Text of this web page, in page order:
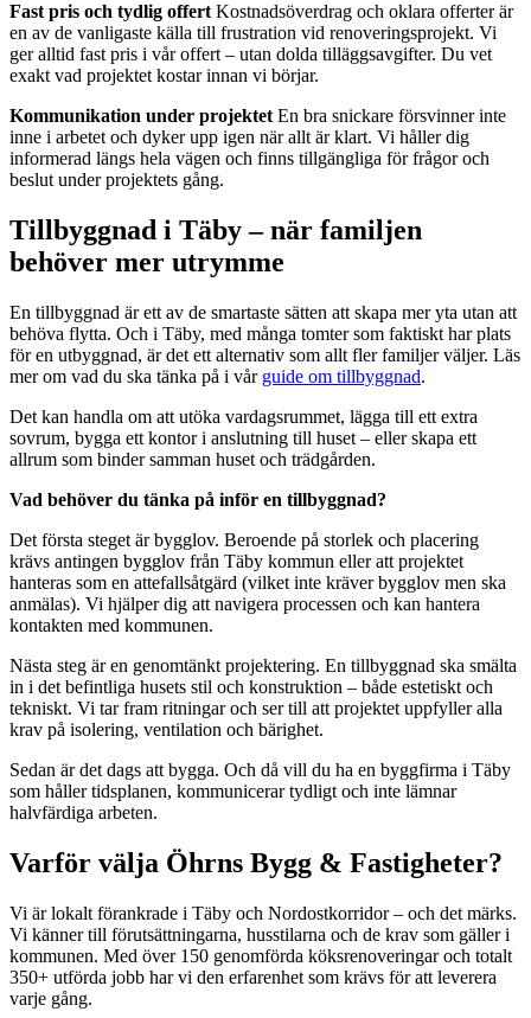
Fast pris och tydlig offert Kostnadsöverdrag och oklara offerter är
en av de vanligaste källa till frustration vid renoveringsprojekt. Vi
ger alltid fast pris i vår offert – utan dolda tilläggsavgifter. Du vet
exakt vad projektet kostar innan vi börjar.
Kommunikation under projektet En bra snickare försvinner inte
inne i arbetet och dyker upp igen när allt är klart. Vi håller dig
informerad längs hela vägen och finns tillgängliga för frågor och
beslut under projektets gång.
Tillbyggnad i Täby – när familjen
behöver mer utrymme
En tillbyggnad är ett av de smartaste sätten att skapa mer yta utan att
behöva flytta. Och i Täby, med många tomter som faktiskt har plats
för en utbyggnad, är det ett alternativ som allt fler familjer väljer. Läs
mer om vad du ska tänka på i vår guide om tillbyggnad.
Det kan handla om att utöka vardagsrummet, lägga till ett extra
sovrum, bygga ett kontor i anslutning till huset – eller skapa ett
allrum som binder samman huset och trädgården.
Vad behöver du tänka på inför en tillbyggnad?
Det första steget är bygglov. Beroende på storlek och placering
krävs antingen bygglov från Täby kommun eller att projektet
hanteras som en attefallsåtgärd (vilket inte kräver bygglov men ska
anmälas). Vi hjälper dig att navigera processen och kan hantera
kontakten med kommunen.
Nästa steg är en genomtänkt projektering. En tillbyggnad ska smälta
in i det befintliga husets stil och konstruktion – både estetiskt och
tekniskt. Vi tar fram ritningar och ser till att projektet uppfyller alla
krav på isolering, ventilation och bärighet.
Sedan är det dags att bygga. Och då vill du ha en byggfirma i Täby
som håller tidsplanen, kommunicerar tydligt och inte lämnar
halvfärdiga arbeten.
Varför välja Öhrns Bygg & Fastigheter?
Vi är lokalt förankrade i Täby och Nordostkorridor – och det märks.
Vi känner till förutsättningarna, husstilarna och de krav som gäller i
kommunen. Med över 150 genomförda köksrenoveringar och totalt
350+ utförda jobb har vi den erfarenhet som krävs för att leverera
varje gång.